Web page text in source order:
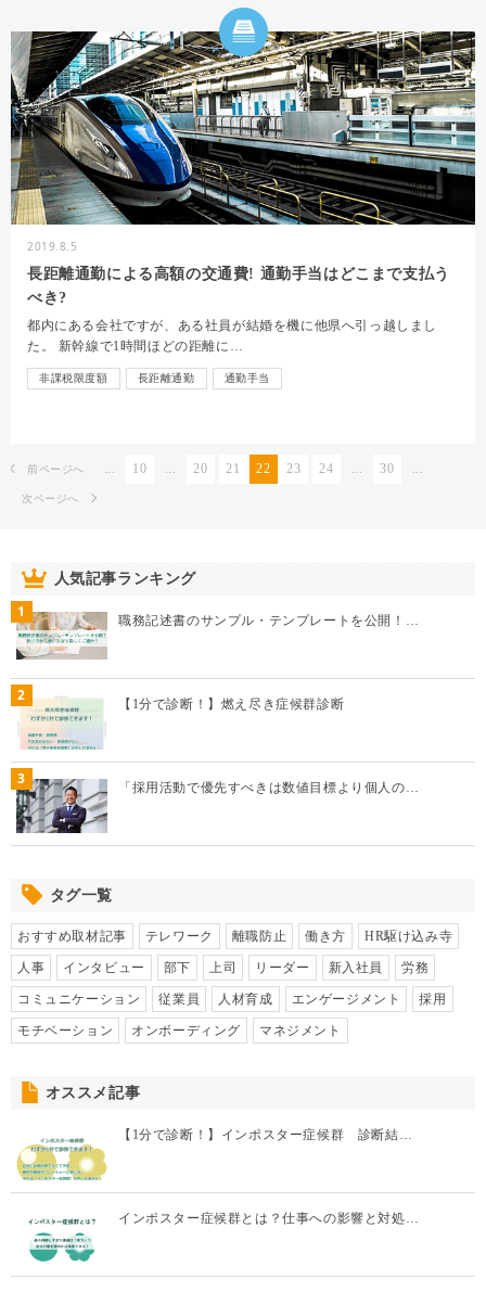
2019.8.5
長距離通勤による高額の交通費! 通勤手当はどこまで支払う
べき?
都内にある会社ですが、ある社員が結婚を機に他県へ引っ越しまし
た。 新幹線で1時間ほどの距離に…
非課税限度額 長距離通勤 通勤手当
前ページへ 10 20 21 22 23 24 30
次ページへ
人気記事ランキング
1 職務記述書のサンプル・テンプレートを公開！…
2 【1分で診断！】燃え尽き症候群診断
3 「採用活動で優先すべきは数値目標より個人の…
タグ一覧
おすすめ取材記事 テレワーク 離職防止 働き方 HR駆け込み寺
人事 インタビュー 部下 上司 リーダー 新入社員 労務
コミュニケーション 従業員 人材育成 エンゲージメント 採用
モチベーション オンボーディング マネジメント
オススメ記事
【1分で診断！】インポスター症候群 診断結…
インポスター症候群とは？仕事への影響と対処…